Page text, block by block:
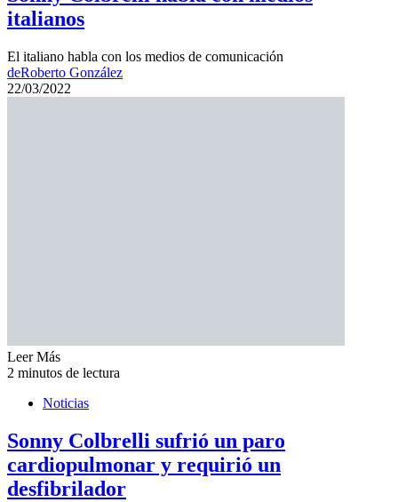
italianos
El italiano habla con los medios de comunicación
deRoberto González
22/03/2022
Leer Más
2 minutos de lectura
Noticias
Sonny Colbrelli sufrió un paro
cardiopulmonar y requirió un
desfibrilador